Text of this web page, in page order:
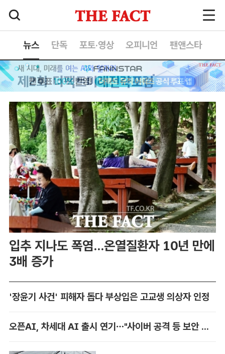
뉴스 단독 포토·영상 오피니언 팬앤스타
입추 지나도 폭염...온열질환자 10년 만에
3배 증가
'장윤기 사건' 피해자 돕다 부상입은 고교생 의상자 인정
오픈AI, 차세대 AI 출시 연기…"사이버 공격 등 보안 위험"